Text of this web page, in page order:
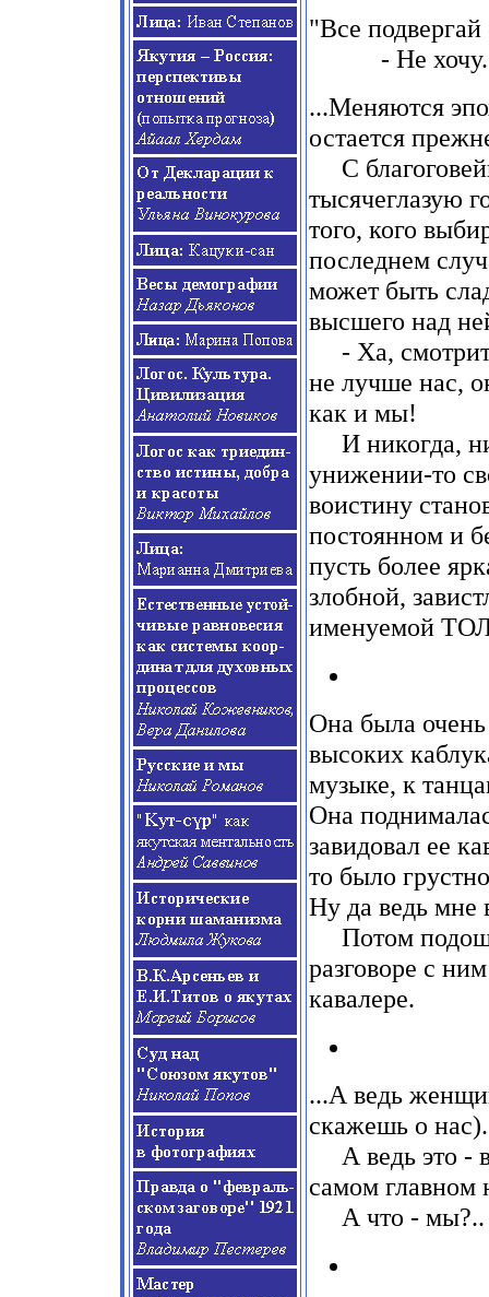
"Все
- Не
...Меняются
остается
С
тысячеглазую
того, кого
последнем
может быть
высшего над
- Ха,
не лучше нас,
как и мы!
И никогда,
унижении-то
воистину
постоянном и
пусть более
злобной,
именуемой
Она была
высоких
музыке, к
Она
завидовал ее
то было
Ну да ведь мне
Потом
разговоре с
кавалере.
...А ведь
скажешь о нас).
А ведь это -
самом главном
А что - мы?..